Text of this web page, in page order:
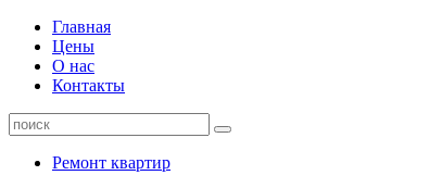
Главная
Цены
О нас
Контакты
Ремонт квартир